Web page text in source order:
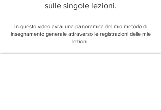
sulle singole lezioni.
In questo video avrai una panoramica del mio metodo di
insegnamento generale attraverso le registrazioni delle mie
lezioni.